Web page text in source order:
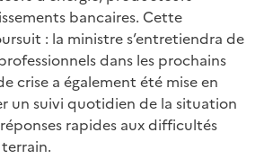
bancaires. Cette
: la ministre s’entretiendra de
dans les prochains
crise a également été mise en
un suivi quotidien de la situation
rapides aux difficultés